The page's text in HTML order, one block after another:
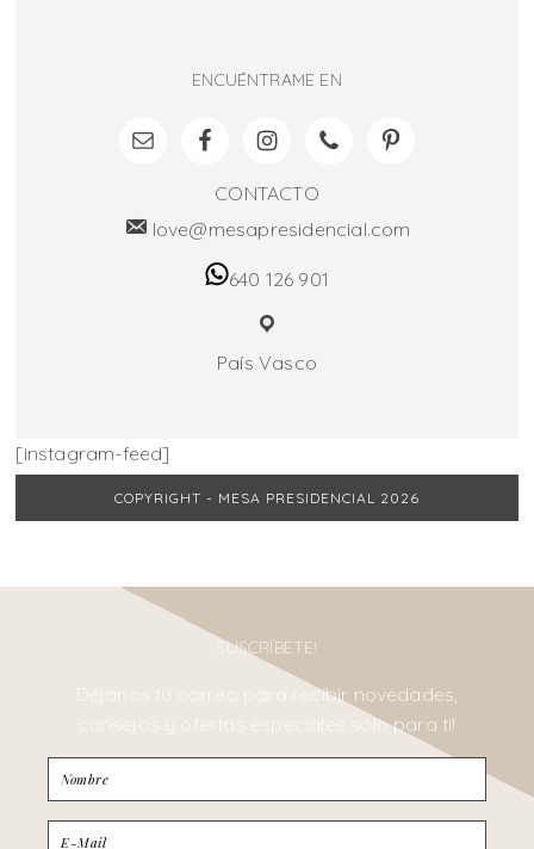
ENCUÉNTRAME EN
CONTACTO
love@mesapresidencial.com
640 126 901
País Vasco
[instagram-feed]
COPYRIGHT - MESA PRESIDENCIAL 2026
SUSCRÍBETE!
Déjanos tu correo para recibir novedades,
consejos y ofertas especiales sólo para ti!